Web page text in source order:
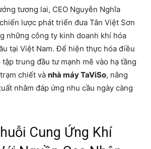
tương lai, CEO Nguyễn Nghĩa
lược phát triển đưa Tân Việt Sơn
những công ty kinh doanh khí hóa
tại Việt Nam. Để hiện thực hóa điều
trung đầu tư mạnh mẽ vào hạ tầng
chiết và nhà máy TaViSo, nâng
nhằm đáp ứng nhu cầu ngày càng
Cung Ứng Khí